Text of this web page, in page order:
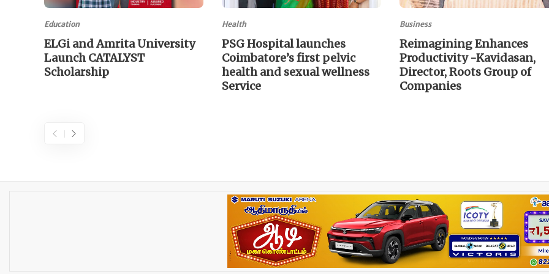
Education
ELGi and Amrita University
Launch CATALYST
Scholarship
Health
PSG Hospital launches
Coimbatore’s first pelvic
health and sexual wellness
Service
Business
Reimagining Enhances
Productivity -Kavidasan,
Director, Roots Group of
Companies